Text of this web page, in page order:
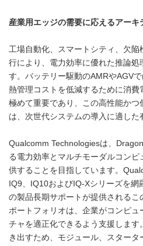
産業用エッジの需要に応えるアーキ
工場自動化、スマートシティ、欠陥
行により、電力効率に優れた推論処
す。バッテリー駆動のAMRやAGV
熱管理コストを低減するために消
極めて重要であり、この高性能かつ
は、次世代システムの導入に適した
Qualcomm Technologiesは、
る電力効率とマルチモーダルコン
供することを目指しています。
IQ9、IQ10およびIQ-Xシリーズを
の製品長期サポートが提供される
ポートフォリオは、企業がコンピュ
チャを適正化できるよう支援します
き出すため、モジュール、スター